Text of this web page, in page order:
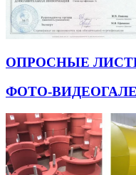
ОПРОСНЫЕ
ФОТО-